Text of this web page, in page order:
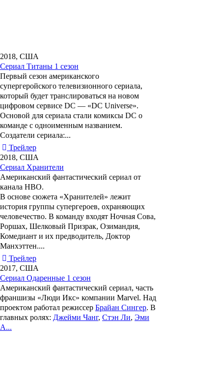
2018, США
Сериал Титаны 1 сезон
Первый сезон американского
супергеройского телевизионного сериала,
который будет транслироваться на новом
цифровом сервисе DC — «DC Universe».
Основой для сериала стали комиксы DC о
команде с одноименным названием.
Создатели сериала:...
Трейлер
2018, США
Сериал Хранители
Американский фантастический сериал от
канала HBO.
В основе сюжета «Хранителей» лежит
история группы супергероев, охраняющих
человечество. В команду входят Ночная Сова,
Роршах, Шелковый Призрак, Озимандия,
Комедиант и их предводитель, Доктор
Манхэттен....
Трейлер
2017, США
Сериал Одаренные 1 сезон
Американский фантастический сериал, часть
франшизы «Люди Икс» компании Marvel. Над
проектом работал режиссер Брайан Сингер. В
главных ролях: Джейми Чанг, Стэн Ли, Эми
А...